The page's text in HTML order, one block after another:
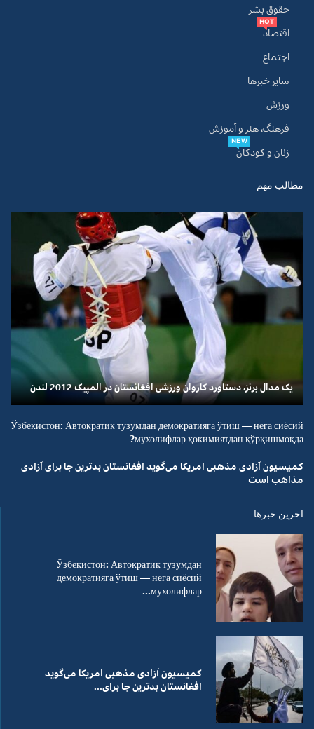
حقوق بشر
اقتصاد
HOT
اجتماع
سایر خبرها
ورزش
فرهنگ، هنر و آموزش
زنان و کودکان
NEW
مطالب مهم
یک مدال برنز، دستاورد کاروان ورزشی افغانستان در المپیک 2012 لندن
Ўзбекистон: Автократик тузумдан демократияга ўтиш — нега сиёсий
мухолифлар ҳокимиятдан қўрқишмоқда?
کمیسیون آزادی مذهبی امریکا می‌گوید افغانستان بدترین جا برای آزادی
مذاهب است
اخرین خبرها
Ўзбекистон: Автократик тузумдан
демократияга ўтиш — нега сиёсий
мухолифлар...
کمیسیون آزادی مذهبی امریکا می‌گوید
افغانستان بدترین جا برای...